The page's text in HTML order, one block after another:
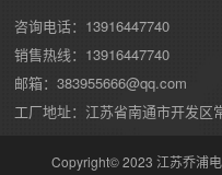
咨询电话：13916447740
销售热线：13916447740
邮箱：383955666@qq.com
工厂地址：江苏省南通市开发区
Copyright© 2023 江苏乔浦